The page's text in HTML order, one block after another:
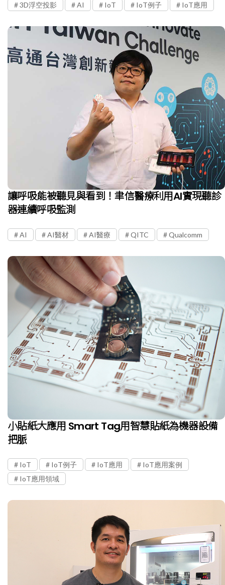
3D浮空投影 AI IoT IoT例子 IoT應用
讓呼吸能被聽見與看到！聿信醫療利用AI實現聽診
器連續呼吸監測
AI AI醫材 AI醫療 QITC Qualcomm
小貼紙大應用 Smart Tag用智慧貼紙為機器設備
把脈
IoT IoT例子 IoT應用
IoT應用案例
IoT應用領域